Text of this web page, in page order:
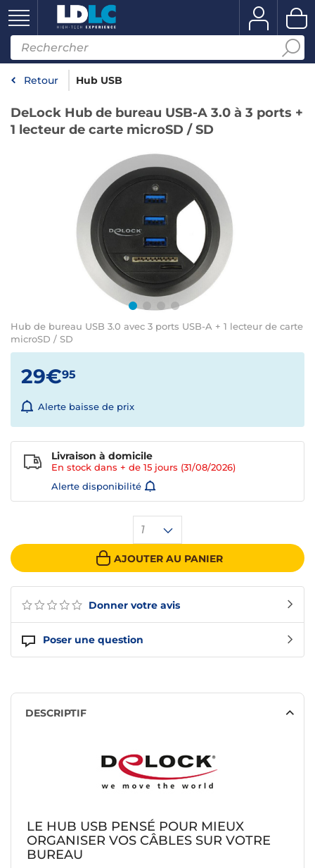
Retour Hub USB
DeLock Hub de bureau USB-A 3.0 à 3 ports +
1 lecteur de carte microSD / SD
Hub de bureau USB 3.0 avec 3 ports USB-A + 1 lecteur de carte
microSD / SD
Donner votre avis
Poser une question
29€95
Alerte baisse de prix
1
AJOUTER AU PANIER
Livraison à domicile
En stock dans + de 15 jours (31/08/2026)
Alerte disponibilité
DESCRIPTIF
LE HUB USB PENSÉ POUR MIEUX
ORGANISER VOS CÂBLES SUR VOTRE
BUREAU